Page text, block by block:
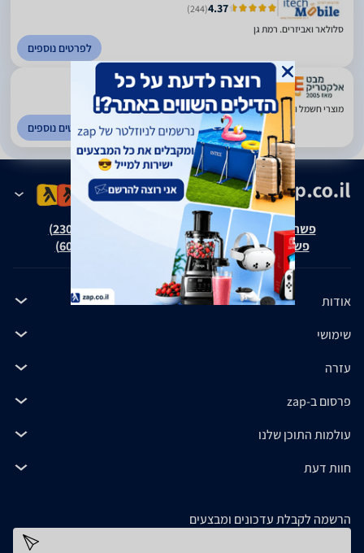
4.37
(244)
סלולאר ואביזרים. רמת גן
לפרטים נוספים
3.09
מוצרי חשמל ואלקטרוניקה. כל הארץ
לפרטים נוספים
פשרה בת"צ אבנצ'יק נ' זאפ גרופ (ת"צ 23008-08-20)
פשרה בת"צ כהנים נ' זאפ גרופ (ת"צ 60371-12-19)
אודות
שימושי
עזרה
פרסום ב-zap
עולמות התוכן שלנו
חוות דעת
הרשמה לקבלת עדכונים ומבצעים